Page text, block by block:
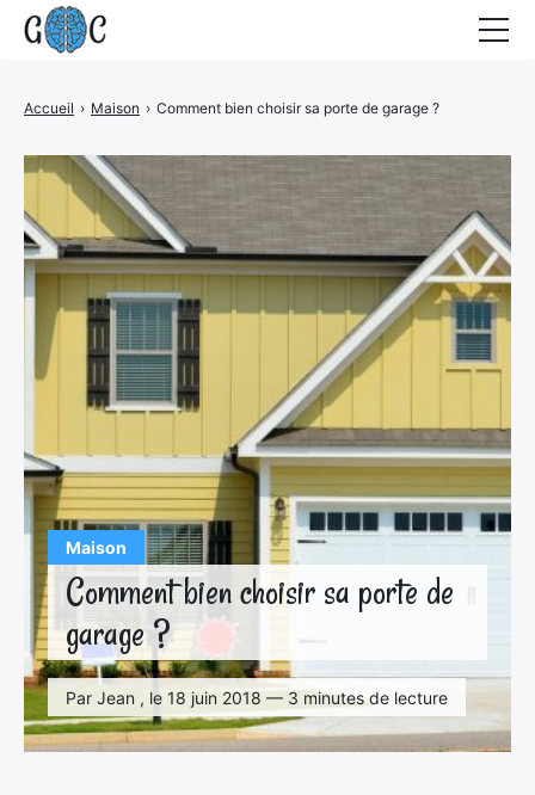
Maison
Comment bien choisir sa porte de
garage ?
Par Jean , le 18 juin 2018 — 3 minutes de lecture
Accueil › Maison › Comment bien choisir sa porte de garage ?
Contact